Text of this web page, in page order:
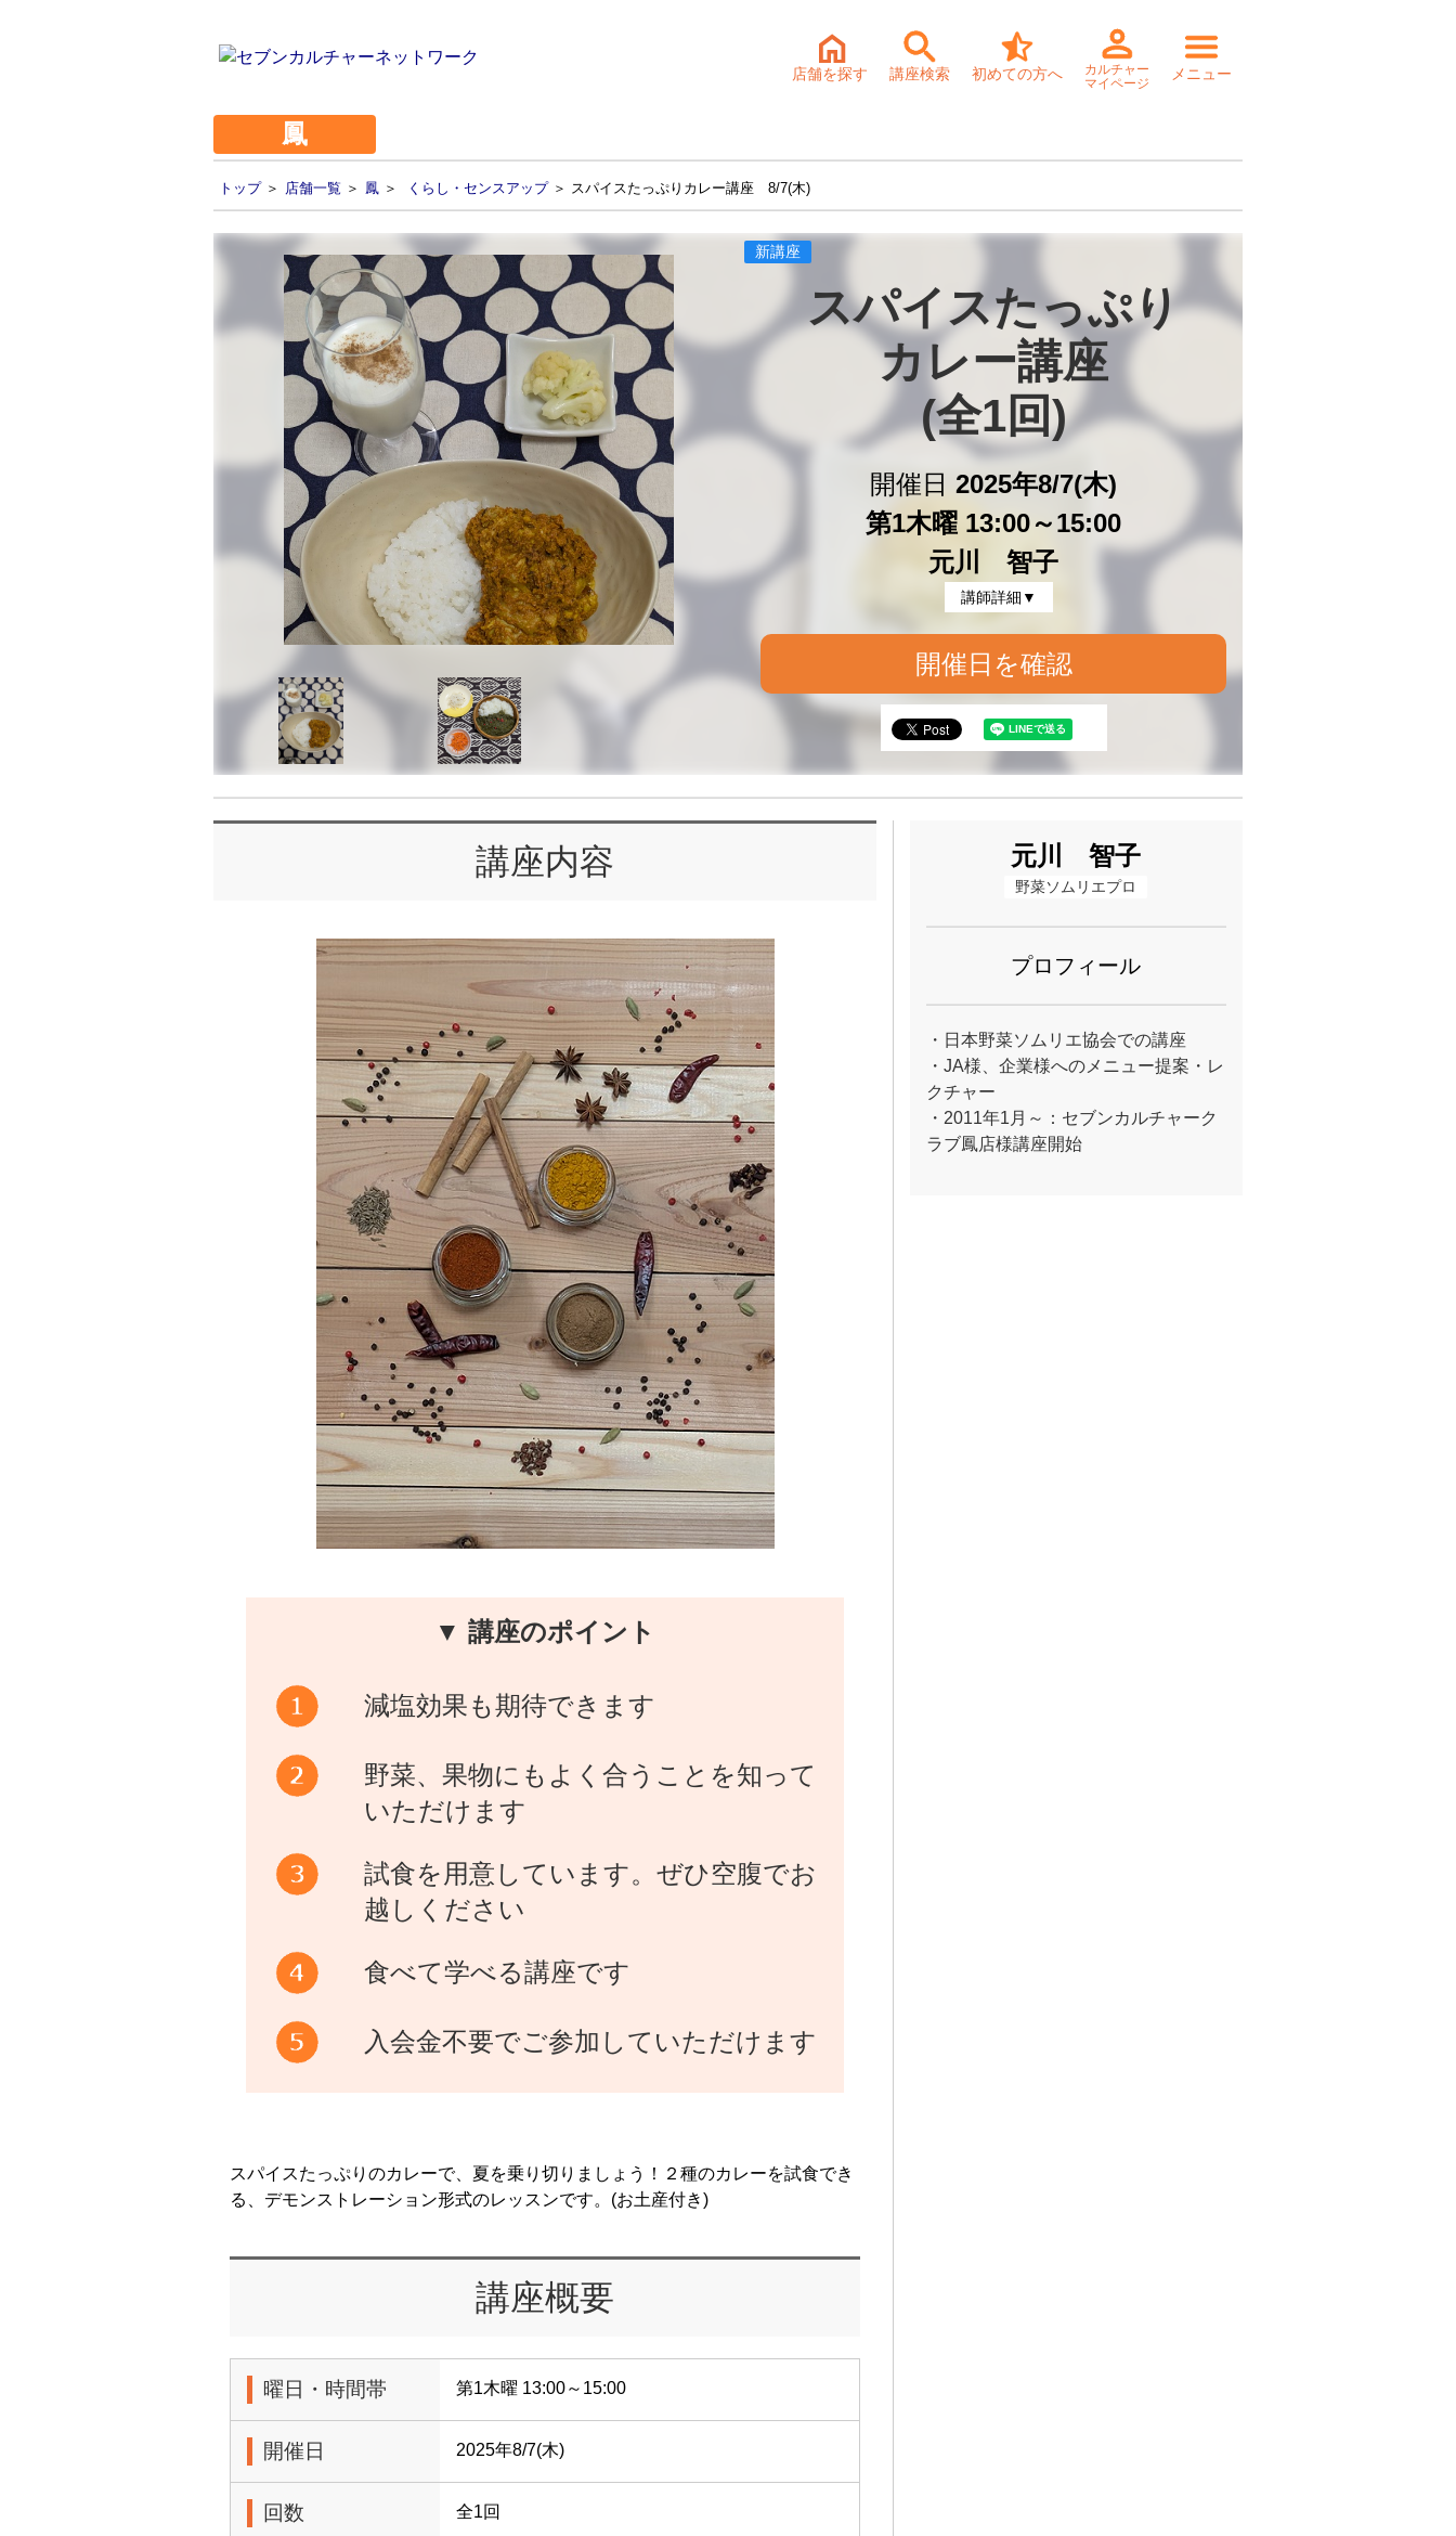
店舗を探す 講座検索 初めての方へ
カルチャー
マイページ
メニュー
鳳
トップ＞ 店舗一覧 ＞ 鳳 ＞ くらし・センスアップ＞ スパイスたっぷりカレー講座 8/7(木)
新講座
スパイスたっぷり
カレー講座
(全1回)
開催日 2025年8/7(木)
第1木曜 13:00～15:00
元川 智子
講師詳細▼
開催日を確認
講座内容
▼ 講座のポイント
減塩効果も期待できます
野菜、果物にもよく合うことを知って
いただけます
試食を用意しています。ぜひ空腹でお
越しください
食べて学べる講座です
入会金不要でご参加していただけます
スパイスたっぷりのカレーで、夏を乗り切りましょう！２種のカレーを試食でき
る、デモンストレーション形式のレッスンです。(お土産付き)
講座概要
曜日・時間帯 第1木曜 13:00～15:00
開催日 2025年8/7(木)
回数 全1回
元川 智子
野菜ソムリエプロ
プロフィール
・日本野菜ソムリエ協会での講座
・JA様、企業様へのメニュー提案・レ
クチャー
・2011年1月～：セブンカルチャーク
ラブ鳳店様講座開始